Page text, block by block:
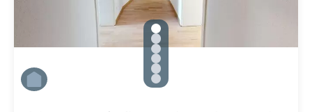
gallery.slide_selector
Zu Slide 1 wechseln
Zu Slide 2 wechseln
Zu Slide 3 wechseln
Zu Slide 4 wechseln
Zu Slide 5 wechseln
Zu Slide 6 wechseln